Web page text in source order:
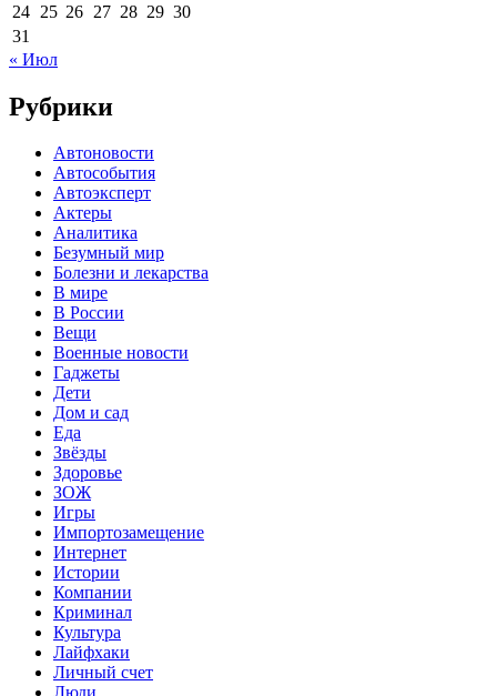
24 25 26 27 28 29 30
31
« Июл
Рубрики
Автоновости
Автособытия
Автоэксперт
Актеры
Аналитика
Безумный мир
Болезни и лекарства
В мире
В России
Вещи
Военные новости
Гаджеты
Дети
Дом и сад
Еда
Звёзды
Здоровье
ЗОЖ
Игры
Импортозамещение
Интернет
Истории
Компании
Криминал
Культура
Лайфхаки
Личный счет